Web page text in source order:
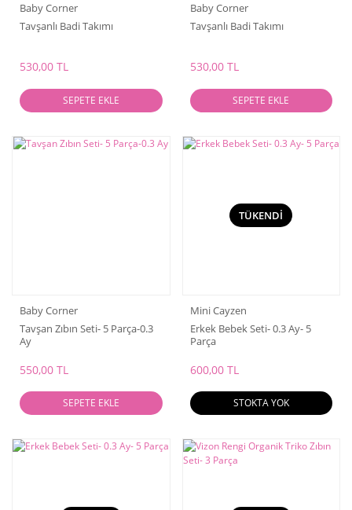
Baby Corner
Tavşanlı Badi Takımı
530,00 TL
SEPETE EKLE
Baby Corner
Tavşanlı Badi Takımı
530,00 TL
SEPETE EKLE
Baby Corner
Tavşan Zıbın Seti- 5 Parça-0.3
Ay
550,00 TL
SEPETE EKLE
TÜKENDİ
Mini Cayzen
Erkek Bebek Seti- 0.3 Ay- 5
Parça
600,00 TL
STOKTA YOK